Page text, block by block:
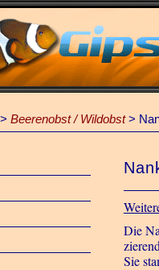
> Beerenobst / Wildobst>
Die
Sie